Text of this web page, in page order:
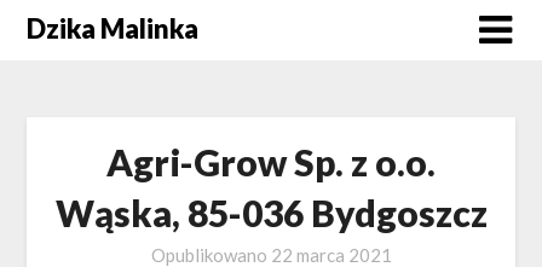
SkipDzika Malinka
Agri-Grow Sp. z o.o.
Wąska, 85-036 Bydgoszcz
Opublikowano 22 marca 2021